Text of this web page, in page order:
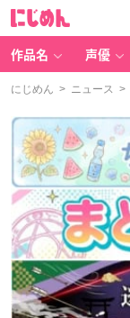
作品名 声優
にじめん > ニュース >